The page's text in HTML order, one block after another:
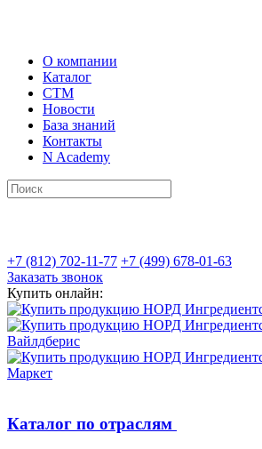
О компании
Каталог
СТМ
Новости
База знаний
Контакты
N Academy
+7 (812) 702-11-77 +7 (499) 678-01-63
Заказать звонок
Купить онлайн:
Каталог по отраслям